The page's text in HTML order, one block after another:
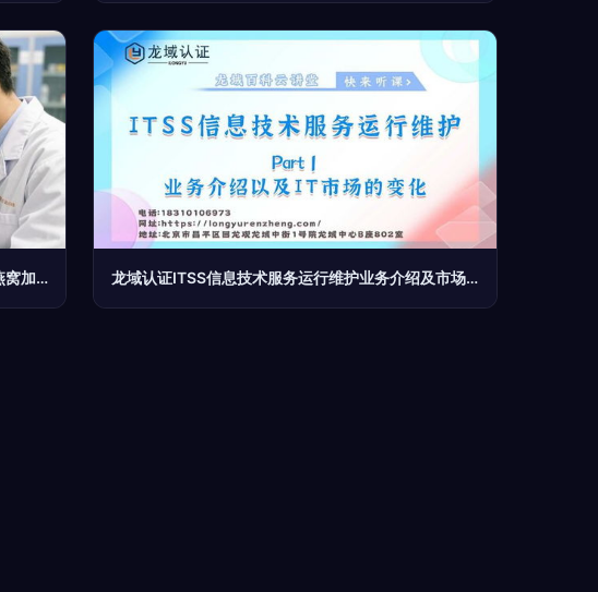
实力、规模、服务三重维度 揭秘国内四大顶尖燕窝加工工厂 龙域认证ITSS信息技术服务运行维护业务介绍及市场变化下的IT咨询服务趋势